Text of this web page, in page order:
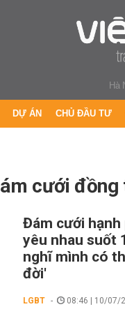
Hà
DỰ ÁN CHỦ ĐẦU TƯ
đám cưới
Đám cưới
yêu nhau suốt
nghĩ mình có
đời'
LGBT 08:46 | 10/07/